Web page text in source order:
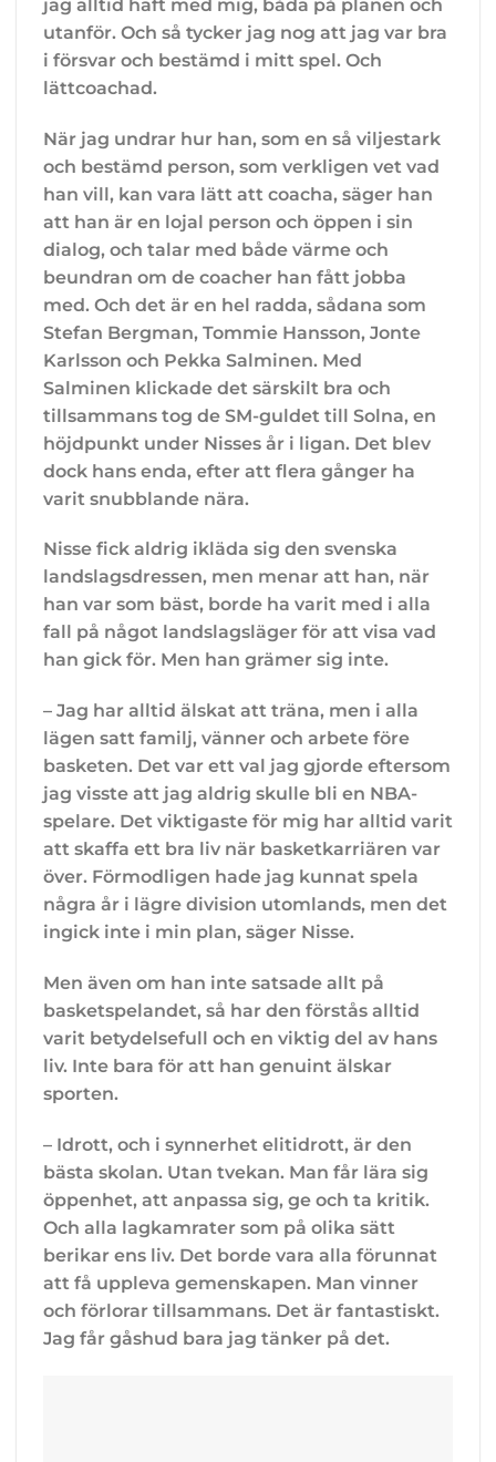
jag alltid haft med mig, båda på planen och
utanför. Och så tycker jag nog att jag var bra
i försvar och bestämd i mitt spel. Och
lättcoachad.
När jag undrar hur han, som en så viljestark
och bestämd person, som verkligen vet vad
han vill, kan vara lätt att coacha, säger han
att han är en lojal person och öppen i sin
dialog, och talar med både värme och
beundran om de coacher han fått jobba
med. Och det är en hel radda, sådana som
Stefan Bergman, Tommie Hansson, Jonte
Karlsson och Pekka Salminen. Med
Salminen klickade det särskilt bra och
tillsammans tog de SM-guldet till Solna, en
höjdpunkt under Nisses år i ligan. Det blev
dock hans enda, efter att flera gånger ha
varit snubblande nära.
Nisse fick aldrig ikläda sig den svenska
landslagsdressen, men menar att han, när
han var som bäst, borde ha varit med i alla
fall på något landslagsläger för att visa vad
han gick för. Men han grämer sig inte.
– Jag har alltid älskat att träna, men i alla
lägen satt familj, vänner och arbete före
basketen. Det var ett val jag gjorde eftersom
jag visste att jag aldrig skulle bli en NBA-
spelare. Det viktigaste för mig har alltid varit
att skaffa ett bra liv när basketkarriären var
över. Förmodligen hade jag kunnat spela
några år i lägre division utomlands, men det
ingick inte i min plan, säger Nisse.
Men även om han inte satsade allt på
basketspelandet, så har den förstås alltid
varit betydelsefull och en viktig del av hans
liv. Inte bara för att han genuint älskar
sporten.
– Idrott, och i synnerhet elitidrott, är den
bästa skolan. Utan tvekan. Man får lära sig
öppenhet, att anpassa sig, ge och ta kritik.
Och alla lagkamrater som på olika sätt
berikar ens liv. Det borde vara alla förunnat
att få uppleva gemenskapen. Man vinner
och förlorar tillsammans. Det är fantastiskt.
Jag får gåshud bara jag tänker på det.